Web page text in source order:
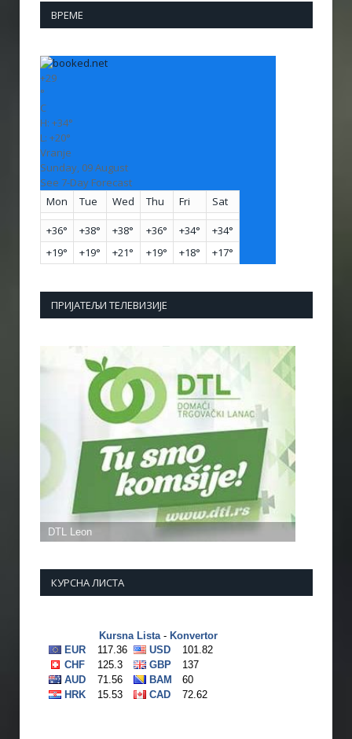
ВРЕМЕ
+29
°
C
H: +34°
L: +20°
Vranje
Sunday, 09 August
See 7-Day Forecast
Mon
Tue Wed Thu Fri Sat
+36° +38° +38° +36° +34° +34°
+19° +19° +21° +19° +18° +17°
ПРИЈАТЕЉИ ТЕЛЕВИЗИЈЕ
КУРСНА ЛИСТА